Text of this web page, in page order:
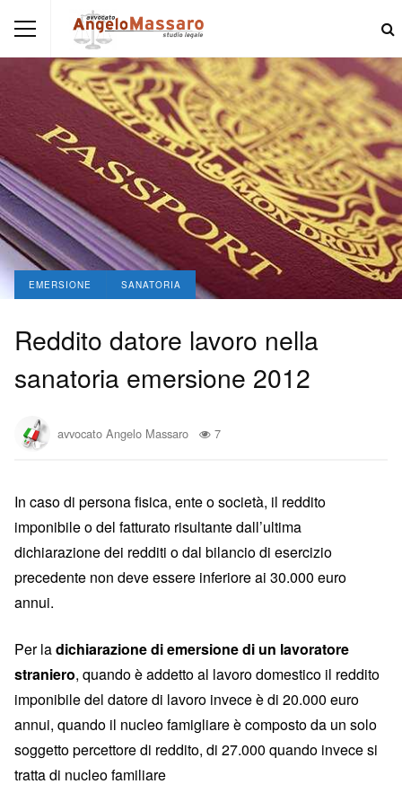
EMERSIONE SANATORIA
Reddito datore lavoro nella
sanatoria emersione 2012
avvocato Angelo Massaro 7
In caso di persona fisica, ente o società, il reddito
imponibile o del fatturato risultante dall’ultima
dichiarazione dei redditi o dal bilancio di esercizio
precedente non deve essere inferiore ai 30.000 euro
annui.
Per ladichiarazione di emersione di un lavoratore
straniero, quando è addetto al lavoro domestico il reddito
imponibile del datore di lavoro invece è di 20.000 euro
annui, quando il nucleo famigliare è composto da un solo
soggetto percettore di reddito, di 27.000 quando invece si
tratta di nucleo familiare